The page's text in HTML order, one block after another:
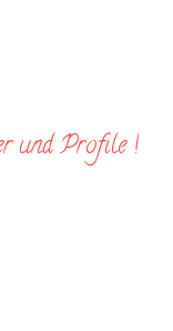
und Profile !